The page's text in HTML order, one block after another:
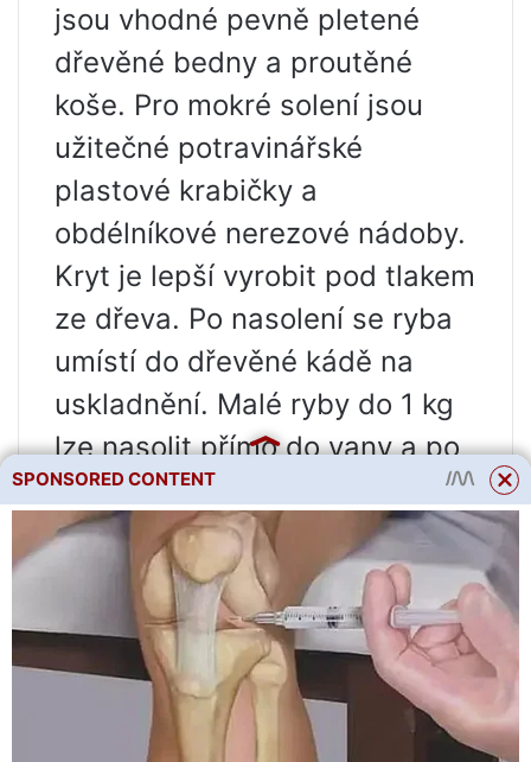
jsou vhodné pevně pletené
dřevěné bedny a proutěné
koše. Pro mokré solení jsou
užitečné potravinářské
plastové krabičky a
obdélníkové nerezové nádoby.
Kryt je lepší vyrobit pod tlakem
ze dřeva. Po nasolení se ryba
umístí do dřevěné kádě na
uskladnění. Malé ryby do 1 kg
lze nasolit přímo do vany a po
umytí do ní uložit.
Stejnou vanu lze použít pro
suché i mokré solení. Za tímto
účelem se do stěny dubové
vany nad úrovní dna vyvrtají 3-
4 otvory o průměru 18-25 mm
a zátky se zabrousí. Při
SPONSORED CONTENT